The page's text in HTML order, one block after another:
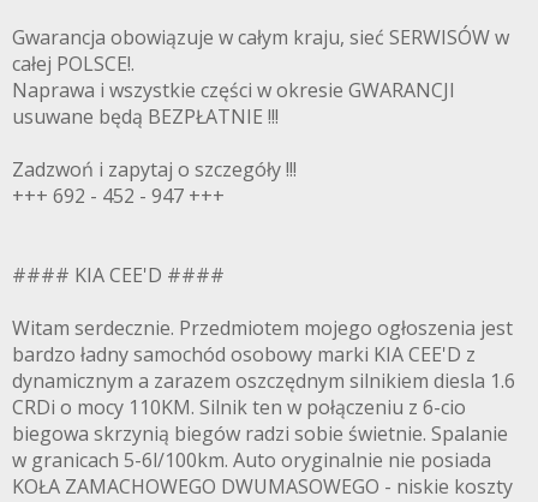
Gwarancja obowiązuje w całym kraju, sieć SERWISÓW w
całej POLSCE!.
Naprawa i wszystkie części w okresie GWARANCJI
usuwane będą BEZPŁATNIE !!!
Zadzwoń i zapytaj o szczegóły !!!
+++ 692 - 452 - 947 +++
#### KIA CEE'D ####
Witam serdecznie. Przedmiotem mojego ogłoszenia jest
bardzo ładny samochód osobowy marki KIA CEE'D z
dynamicznym a zarazem oszczędnym silnikiem diesla 1.6
CRDi o mocy 110KM. Silnik ten w połączeniu z 6-cio
biegowa skrzynią biegów radzi sobie świetnie. Spalanie
w granicach 5-6l/100km. Auto oryginalnie nie posiada
KOŁA ZAMACHOWEGO DWUMASOWEGO - niskie koszty